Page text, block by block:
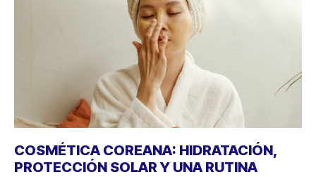
COSMÉTICA COREANA: HIDRATACIÓN,
PROTECCIÓN SOLAR Y UNA RUTINA